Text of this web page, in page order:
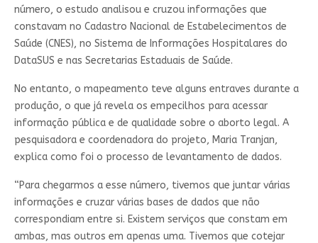
número, o estudo analisou e cruzou informações que
constavam no Cadastro Nacional de Estabelecimentos de
Saúde (CNES), no Sistema de Informações Hospitalares do
DataSUS e nas Secretarias Estaduais de Saúde.
No entanto, o mapeamento teve alguns entraves durante a
produção, o que já revela os empecilhos para acessar
informação pública e de qualidade sobre o aborto legal. A
pesquisadora e coordenadora do projeto, Maria Tranjan,
explica como foi o processo de levantamento de dados.
“Para chegarmos a esse número, tivemos que juntar várias
informações e cruzar várias bases de dados que não
correspondiam entre si. Existem serviços que constam em
ambas, mas outros em apenas uma. Tivemos que cotejar